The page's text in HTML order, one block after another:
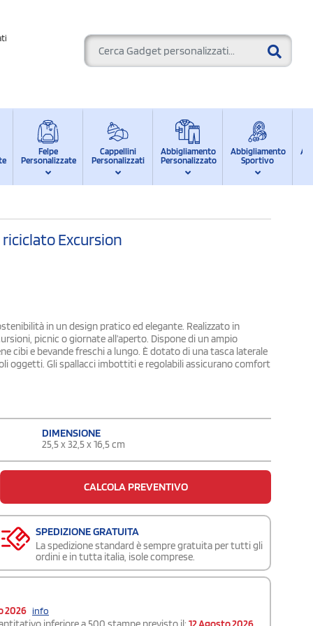
Felpe
Personalizzate
Cappellini
Personalizzati
Abbigliamento
Personalizzato
Abbigliamento
Sportivo
Excursion
in un design pratico ed elegante. Realizzato in
picnic o giornate all’aperto. Dispone di un ampio
cibi e bevande freschi a lungo. È dotato di una tasca laterale
oggetti. Gli spallacci imbottiti e regolabili assicurano comfort
DIMENSIONE
25,5 x 32,5 x 16,5 cm
CALCOLA PREVENTIVO
SPEDIZIONE GRATUITA
La spedizione standard è sempre gratuita per tutti gli
ordini e in tutta italia, isole comprese.
2026 info